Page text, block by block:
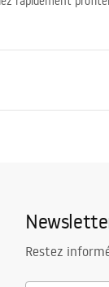
Restez